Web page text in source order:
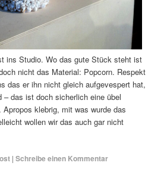
ins Studio. Wo das gute Stück steht ist
nicht das Material: Popcorn. Respekt
das er ihn nicht gleich aufgevespert hat,
– das ist doch sicherlich eine übel
klebrig, mit was wurde das
wollen wir das auch gar nicht
|Schreibe einen Kommentar